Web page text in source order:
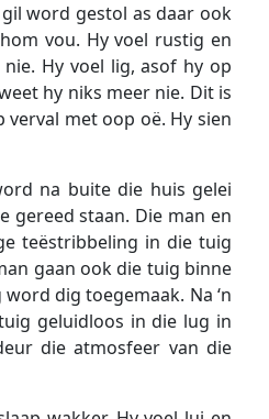
word gestol as daar ook
vou. Hy voel rustig en
Hy voel lig, asof hy op
hy niks meer nie. Dit is
verval met oop oë. Hy sien
na buite die huis gelei
gereed staan. Die man en
teëstribbeling in die tuig
gaan ook die tuig binne
dig toegemaak. Na ‘n
geluidloos in die lug in
die atmosfeer van die